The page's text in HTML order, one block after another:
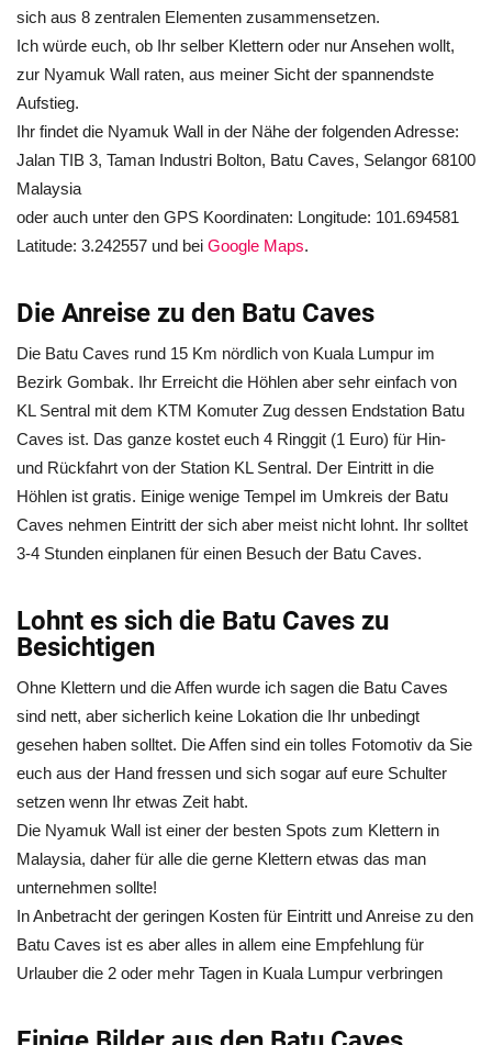
sich aus 8 zentralen Elementen zusammensetzen.
Ich würde euch, ob Ihr selber Klettern oder nur Ansehen wollt,
zur Nyamuk Wall raten, aus meiner Sicht der spannendste
Aufstieg.
Ihr findet die Nyamuk Wall in der Nähe der folgenden Adresse:
Jalan TIB 3, Taman Industri Bolton, Batu Caves, Selangor 68100
Malaysia
oder auch unter den GPS Koordinaten: Longitude: 101.694581
Latitude: 3.242557 und bei Google Maps.
Die Anreise zu den Batu Caves
Die Batu Caves rund 15 Km nördlich von Kuala Lumpur im
Bezirk Gombak. Ihr Erreicht die Höhlen aber sehr einfach von
KL Sentral mit dem KTM Komuter Zug dessen Endstation Batu
Caves ist. Das ganze kostet euch 4 Ringgit (1 Euro) für Hin-
und Rückfahrt von der Station KL Sentral. Der Eintritt in die
Höhlen ist gratis. Einige wenige Tempel im Umkreis der Batu
Caves nehmen Eintritt der sich aber meist nicht lohnt. Ihr solltet
3-4 Stunden einplanen für einen Besuch der Batu Caves.
Lohnt es sich die Batu Caves zu
Besichtigen
Ohne Klettern und die Affen wurde ich sagen die Batu Caves
sind nett, aber sicherlich keine Lokation die Ihr unbedingt
gesehen haben solltet. Die Affen sind ein tolles Fotomotiv da Sie
euch aus der Hand fressen und sich sogar auf eure Schulter
setzen wenn Ihr etwas Zeit habt.
Die Nyamuk Wall ist einer der besten Spots zum Klettern in
Malaysia, daher für alle die gerne Klettern etwas das man
unternehmen sollte!
In Anbetracht der geringen Kosten für Eintritt und Anreise zu den
Batu Caves ist es aber alles in allem eine Empfehlung für
Urlauber die 2 oder mehr Tagen in Kuala Lumpur verbringen